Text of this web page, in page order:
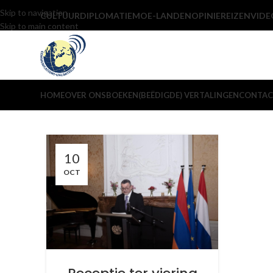
Skip to navigation
Skip to main content
CULTUURDIPLOMATIEMOE-LANDENOPINIEREIZEN
HOMEOVER ONSBOEKEN(BEËDIGDE) VERTALINGEN
10
OCT